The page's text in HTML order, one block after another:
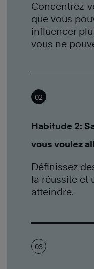
Concentrez-
que vous
influencer
vous ne
02
Habitude 2:
vous voulez
Définissez
la réussite et
atteindre.
03